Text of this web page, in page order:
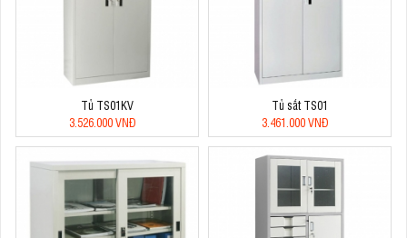
Tủ TS01KV
3.526.000 VNĐ
Tủ sắt TS01
3.461.000 VNĐ